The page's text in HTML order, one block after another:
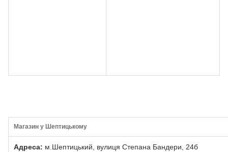
Магазин у Шептицькому
Адреса: м.Шептицький, вулиця Степана Бандери, 24б